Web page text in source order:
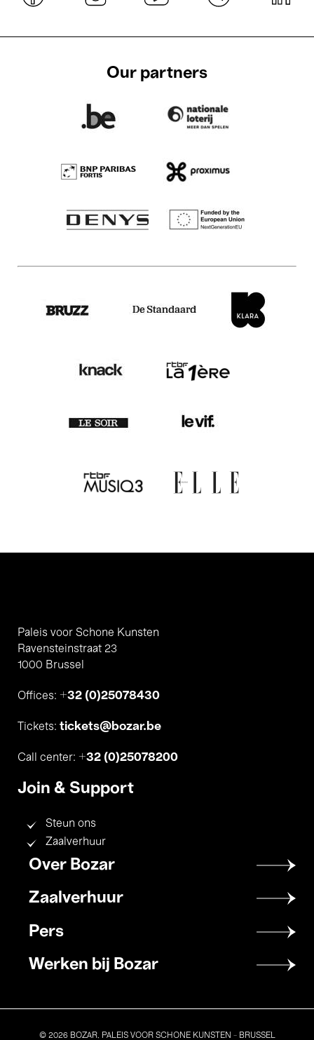
Our partners
Paleis voor Schone Kunsten
Ravensteinstraat 23
1000 Brussel
Offices: +32 (0)25078430
Tickets: tickets@bozar.be
Call center: +32 (0)25078200
Join & Support
Steun ons
Zaalverhuur
Footer
menu
Over Bozar
Zaalverhuur
Pers
Werken bij Bozar
© 2026 BOZAR. PALEIS VOOR SCHONE KUNSTEN - BRUSSEL